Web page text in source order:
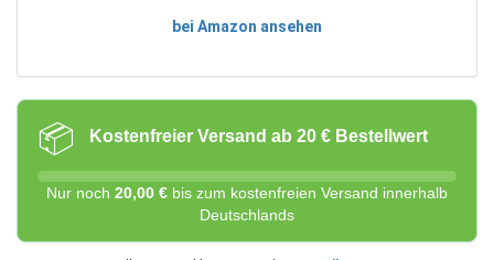
bei Amazon ansehen
📦 Kostenfreier Versand ab 20 € Bestellwert
Nur noch 20,00 € bis zum kostenfreien Versand innerhalb
Deutschlands